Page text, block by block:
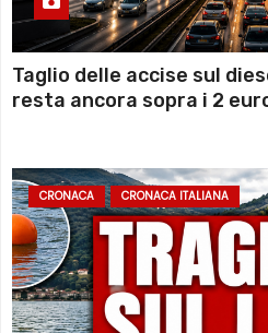
Taglio delle accise sul
resta ancora sopra i 2
CRONACA CRONACA ITALIANA